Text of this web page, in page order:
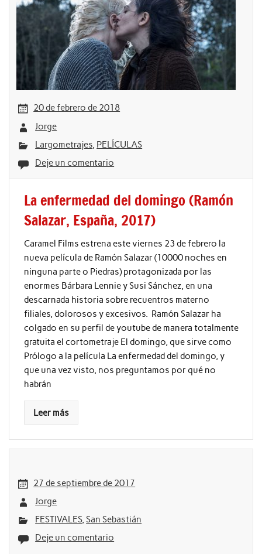
20 de febrero de 2018
Jorge
Largometrajes, PELÍCULAS
Deje un comentario
La enfermedad del domingo (Ramón
Salazar, España, 2017)
Caramel Films estrena este viernes 23 de febrero la
nueva película de Ramón Salazar (10000 noches en
ninguna parte o Piedras) protagonizada por las
enormes Bárbara Lennie y Susi Sánchez, en una
descarnada historia sobre recuentros materno
filiales, dolorosos y excesivos. Ramón Salazar ha
colgado en su perfil de youtube de manera totalmente
gratuita el cortometraje El domingo, que sirve como
Prólogo a la película La enfermedad del domingo, y
que una vez visto, nos preguntamos por qué no
habrán
Leer más
27 de septiembre de 2017
Jorge
FESTIVALES,San Sebastián
Deje un comentario